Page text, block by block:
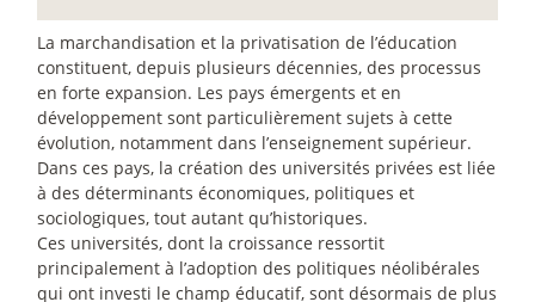
La marchandisation et la privatisation de l’éducation
constituent, depuis plusieurs décennies, des processus
en forte expansion. Les pays émergents et en
développement sont particulièrement sujets à cette
évolution, notamment dans l’enseignement supérieur.
Dans ces pays, la création des universités privées est liée
à des déterminants économiques, politiques et
sociologiques, tout autant qu’historiques.
Ces universités, dont la croissance ressortit
principalement à l’adoption des politiques néolibérales
qui ont investi le champ éducatif, sont désormais de plus